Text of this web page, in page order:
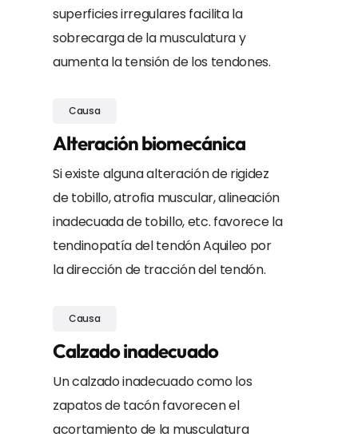
superficies irregulares facilita la
sobrecarga de la musculatura y
aumenta la tensión de los tendones.
Causa
Alteración biomecánica
Si existe alguna alteración de rigidez
de tobillo, atrofia muscular, alineación
inadecuada de tobillo, etc. favorece la
tendinopatía del tendón Aquileo por
la dirección de tracción del tendón.
Causa
Calzado inadecuado
Un calzado inadecuado como los
zapatos de tacón favorecen el
acortamiento de la musculatura